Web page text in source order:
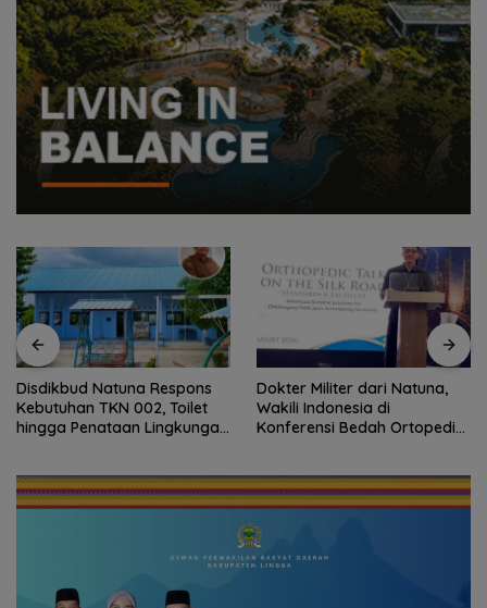
Disdikbud Natuna Respons
Kebutuhan TKN 002, Toilet
hingga Penataan Lingkungan
Dokter Militer dari Natuna,
Wakili Indonesia di
Konferensi Bedah Ortopedi